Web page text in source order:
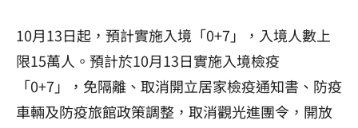
10月13日起，預計實施入境「0+7」，入境人數上
限15萬人。預計於10月13日實施入境檢疫
「0+7」，免隔離、取消開立居家檢疫通知書、防疫
車輛及防疫旅館政策調整，取消觀光進團令，開放